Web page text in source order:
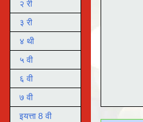
२ री
३ री
४ थी
५ वी
६ वी
७ वी
इयत्ता 8 वी